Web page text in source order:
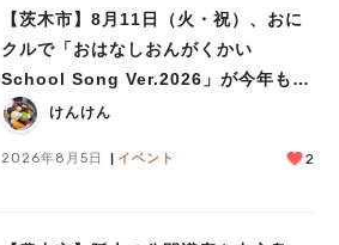
【茨木市】8月11日（火・祝）、おに
クルで「おはなしおんがくかい
School Song Ver.2026」が今年も開
催！テーマは「学校」♪
けんけん
2026年8月5日 イベント 2